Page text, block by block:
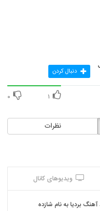
دنبال کردن
۱ ۰
نظرات
ویدیوهای کانال
آهنگ بردیا به نام شازده